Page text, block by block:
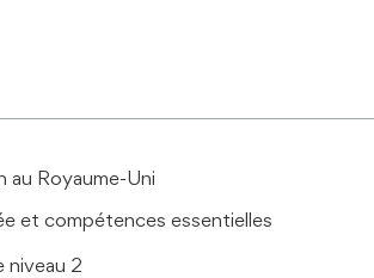
au Royaume-Uni
et compétences essentielles
niveau 2